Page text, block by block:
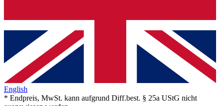
English
* Endpreis, MwSt. kann aufgrund Diff.best. § 25a UStG nicht